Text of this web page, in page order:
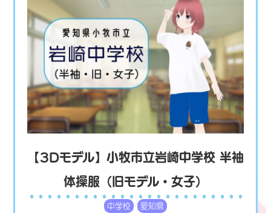
【3Dモデル】小牧市立岩崎中学校 半袖
体操服（旧モデル・女子）
中学校 愛知県